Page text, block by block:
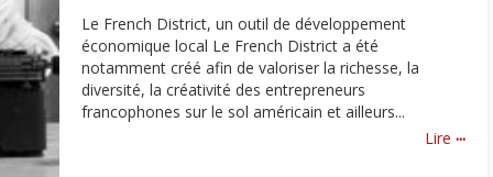
Le French District, un outil de développement
économique local Le French District a été
notamment créé afin de valoriser la richesse, la
diversité, la créativité des entrepreneurs
francophones sur le sol américain et ailleurs...
Lire ...